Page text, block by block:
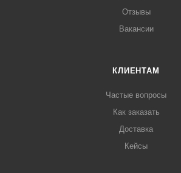
Отзывы
Вакансии
КЛИЕНТАМ
Частые вопросы
Как заказать
Доставка
Кейсы